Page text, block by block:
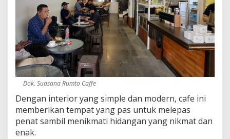
Dok. Suasana Rumto Caffe
Dengan interior yang simple dan modern, cafe ini
memberikan tempat yang pas untuk melepas
penat sambil menikmati hidangan yang nikmat dan
enak.